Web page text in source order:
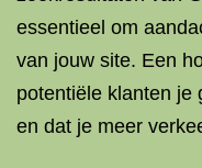
essentieel om
van jouw site. Een
potentiële klanten je
en dat je meer